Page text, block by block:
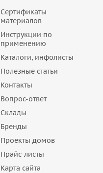
Сертификаты
материалов
Инструкции по
применению
Каталоги, инфолисты
Полезные статьи
Контакты
Вопрос-ответ
Склады
Бренды
Проекты домов
Прайс-листы
Карта сайта